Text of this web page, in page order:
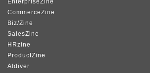
EnterpriseZine
CommerceZine
Biz/Zine
SalesZine
HRzine
ProductZine
AIdiver